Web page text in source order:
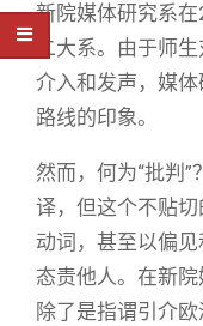
新院媒体研究系
二大系。由于师
介入和发声，媒体
路线的印象。
然而，何为“批判”
译，但这个不贴
动词，甚至以偏
态责他人。在新
除了是指谓引介